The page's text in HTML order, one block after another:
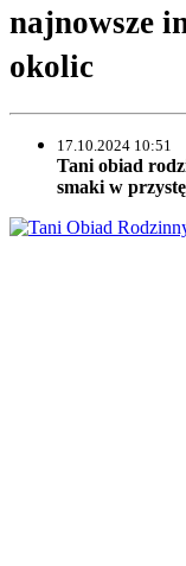
najnowsze
okolic
17.10.2024 10:51
Tani obiad
smaki w